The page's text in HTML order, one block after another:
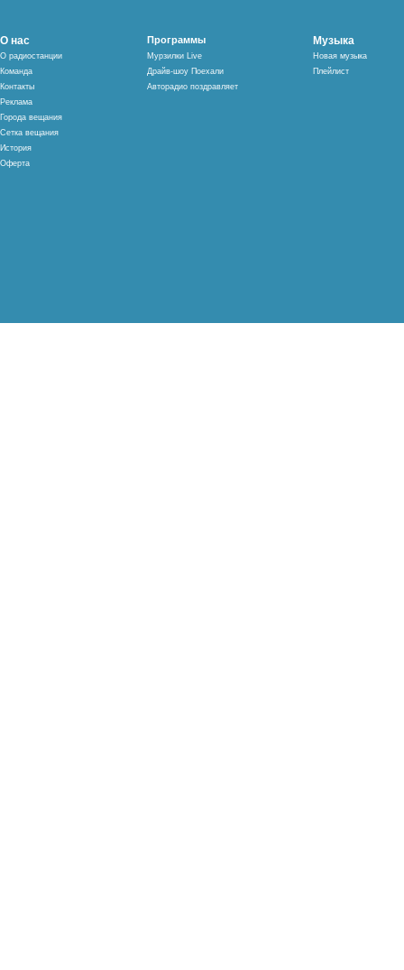
О нас
О радиостанции
Команда
Контакты
Реклама
Города вещания
Сетка вещания
История
Оферта
Программы
Мурзилки Live
Драйв-шоу Поехали
Авторадио поздравляет
Музыка
Новая музыка
Плейлист